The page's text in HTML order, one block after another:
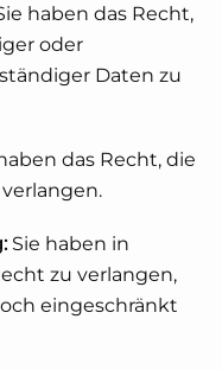
haben das Recht,
oder
Daten zu
das Recht, die
Sie haben in
zu verlangen,
eingeschränkt